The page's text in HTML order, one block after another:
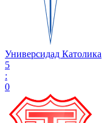
Универсидад Католика
5
:
0